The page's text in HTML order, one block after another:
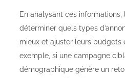
En analysant ces
déterminer quels types
mieux et ajuster leurs budgets
exemple, si une campagne
démographique génère un